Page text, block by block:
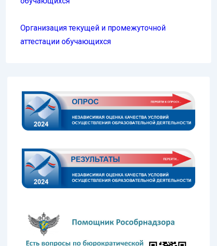
Организация текущей и промежуточной
аттестации обучающихся